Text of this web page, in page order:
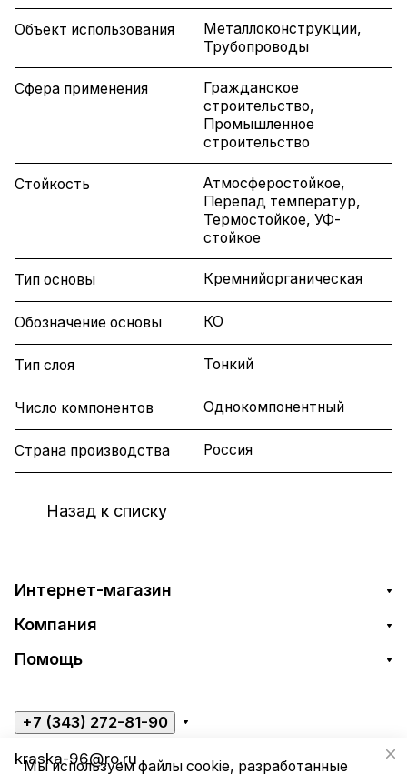
Объект использования
Металлоконструкции,
Трубопроводы
Сфера применения
Гражданское
строительство,
Промышленное
строительство
Стойкость
Атмосферостойкое,
Перепад температур,
Термостойкое, УФ-
стойкое
Тип основы Кремнийорганическая
Обозначение основы КО
Тип слоя Тонкий
Число компонентов Однокомпонентный
Страна производства Россия
Назад к списку
Интернет-магазин
Компания
Помощь
+7 (343) 272-81-90
kraska-96@ro.ru
Мы используем файлы cookie, разработанные